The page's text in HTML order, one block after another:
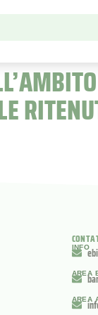
INFO
AREA
AREA